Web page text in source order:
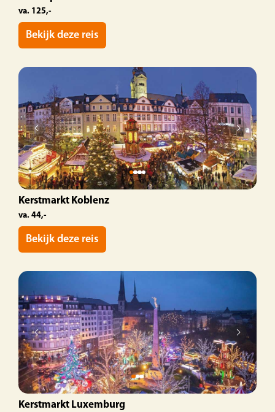
va. 125,-
Bekijk deze reis
Kerstmarkt Koblenz
va. 44,-
Bekijk deze reis
Kerstmarkt Luxemburg